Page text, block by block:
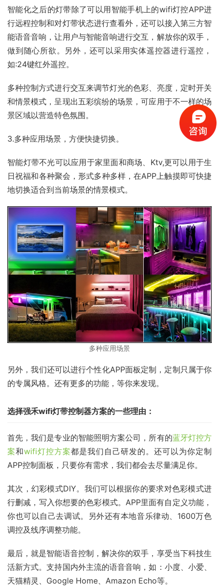
智能化之后的灯带除了可以用智能手机上的wifi灯控APP进
行远程控制和对灯带状态进行查看外，还可以接入第三方智
能语音音响，让用户与智能音响进行交互，解放你的双手，
做到随心所欲。另外，还可以采用实体遥控器进行遥控，
如:24键红外遥控。
多种控制方式进行交互来调节灯光的色彩、亮度，定时开关
和情景模式，呈现出五彩缤纷的场景，可应用于不一样的场
景区域以营造特色氛围。
3.多种应用场景，方便快捷切换。
智能灯带不光可以应用于家里面和商场、Ktv,更可以用于生
日祝福和各种聚会，形式多种多样，在APP上触摸即可快捷
地切换适合到当前场景的情景模式。
多种应用场景
另外，我们还可以进行个性化APP面板定制，定制只属于你
的专属风格。还有更多的功能，等你来发现。
选择强禾wifi灯带控制器方案的一些理由：
首先，我们是专业的智能照明方案公司，所有的蓝牙灯控方
案和wifi灯控方案都是我们自己研发的。还可以为你定制
APP控制面板，只要你有需求，我们都会去尽量满足你。
其次，幻彩模式DIY。我们可以根据你的要求对色彩模式进
行删减，写入你想要的色彩模式。APP里面有自定义功能，
你也可以自己去调试。另外还有本地音乐律动、1600万色
调控及线序调整功能。
最后，就是智能语音控制，解决你的双手，享受当下科技生
活新方式。支持国内外主流的语音音响，如：小度、小爱、
天猫精灵、Google Home、Amazon Echo等。